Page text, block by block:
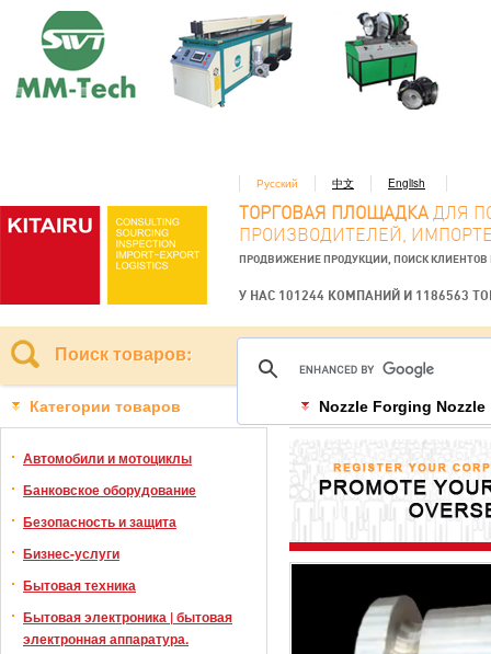
Русский 中文 English
ТОРГОВАЯ ПЛОЩАДКА ДЛЯ
ПРОИЗВОДИТЕЛЕЙ,
ПРОДВИЖЕНИЕ ПРОДУКЦИИ, ПОИСК КЛИЕНТОВ
У НАС 101244 КОМПАНИЙ И 1186563
Поиск товаров:
Категории товаров
Автомобили и мотоциклы
Банковское оборудование
Безопасность и защита
Бизнес-услуги
Бытовая техника
Бытовая электроника | бытовая
электронная аппаратура.
Nozzle Forging Nozzle